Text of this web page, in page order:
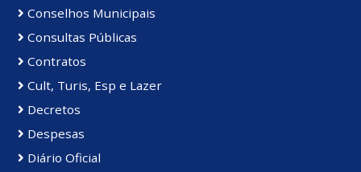
Conselhos Municipais
Consultas Públicas
Contratos
Cult, Turis, Esp e Lazer
Decretos
Despesas
Diário Oficial